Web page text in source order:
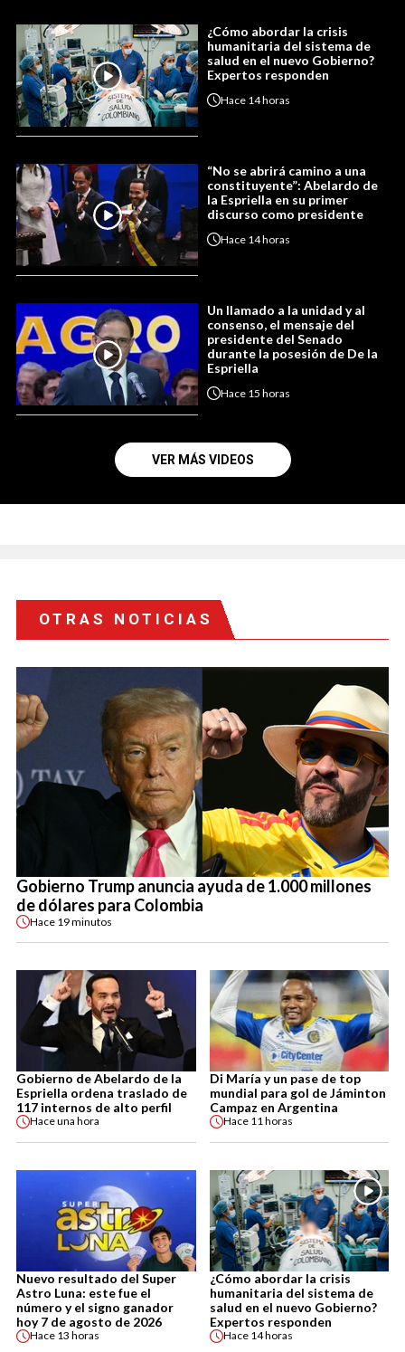
¿Cómo abordar la crisis
humanitaria del sistema de
salud en el nuevo Gobierno?
Expertos responden
Hace 14 horas
“No se abrirá camino a una
constituyente”: Abelardo de
la Espriella en su primer
discurso como presidente
Hace 14 horas
Un llamado a la unidad y al
consenso, el mensaje del
presidente del Senado
durante la posesión de De la
Espriella
Hace 15 horas
VER MÁS VIDEOS
OTRAS NOTICIAS
Gobierno Trump anuncia ayuda de 1.000 millones
de dólares para Colombia
Hace 19 minutos
Gobierno de Abelardo de la
Espriella ordena traslado de
117 internos de alto perfil
Haceuna hora
Di María y un pase de top
mundial para gol de Jáminton
Campaz en Argentina
Hace 11 horas
Nuevo resultado del Super
Astro Luna: este fue el
número y el signo ganador
hoy 7 de agosto de 2026
Hace 13 horas
¿Cómo abordar la crisis
humanitaria del sistema de
salud en el nuevo Gobierno?
Expertos responden
Hace 14 horas